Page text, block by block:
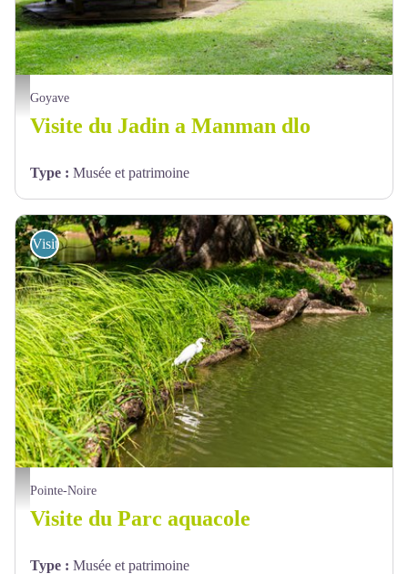
PNG. P-L Delescluse - Carbets
Goyave
Visite du Jadin a Manman dlo
Type : Musée et patrimoine
Lara Balais - Parc national de la Guadeloupe - Parc aquacole - aigrette
Visites de sites "Esprit Parc"
Pointe-Noire
Visite du Parc aquacole
Type : Musée et patrimoine